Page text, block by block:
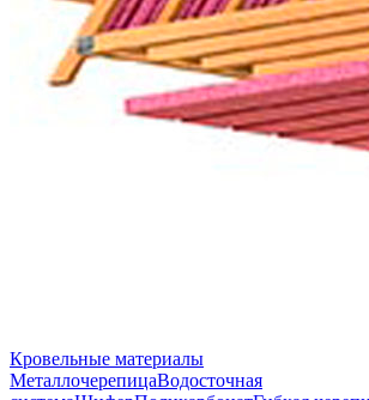
Кровельные материалы
МеталлочерепицаВодосточная